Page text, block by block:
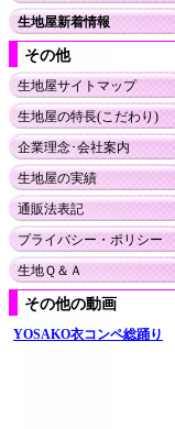
生地屋新着情報
その他
生地屋サイトマップ
生地屋の特長(こだわり)
企業理念･会社案内
生地屋の実績
通販法表記
プライバシー・ポリシー
生地Ｑ＆Ａ
その他の動画
YOSAKO衣コンペ総踊り